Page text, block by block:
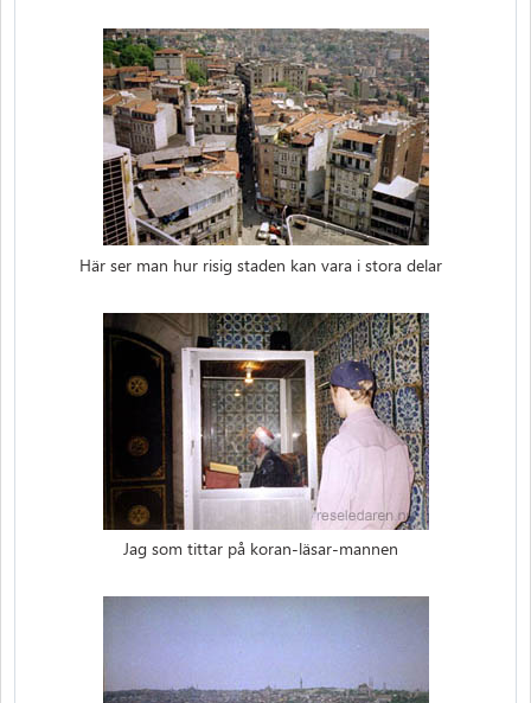
Här ser man hur risig staden kan vara i stora delar
Jag som tittar på koran-läsar-mannen